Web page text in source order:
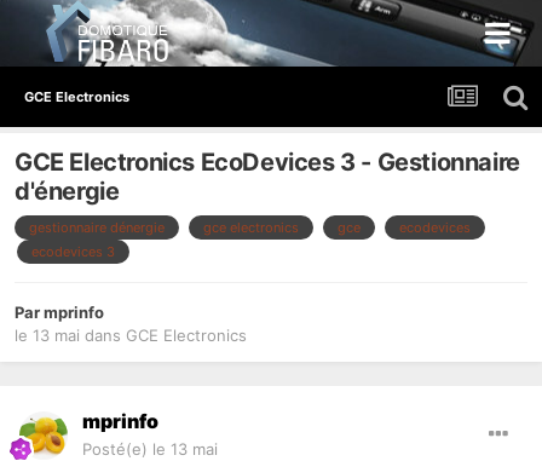
GCE Electronics
GCE Electronics EcoDevices 3 - Gestionnaire
d'énergie
gestionnaire dénergie gce electronics gce
ecodevices
ecodevices 3
Parmprinfo
le 13 mai dans GCE Electronics
mprinfo
Posté(e) le 13 mai